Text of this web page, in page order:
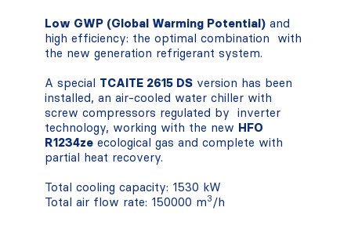
Low GWP (Global Warming Potential)and
high efficiency: the optimal combination with
the new generation refrigerant system.
A special TCAITE 2615 DSversion has been
installed, an air-cooled water chiller with
screw compressors regulated by inverter
technology, working with the new HFO
R1234zeecological gas and complete with
partial heat recovery.
Total cooling capacity: 1530 kW
Total air flow rate: 150000 m3 /h